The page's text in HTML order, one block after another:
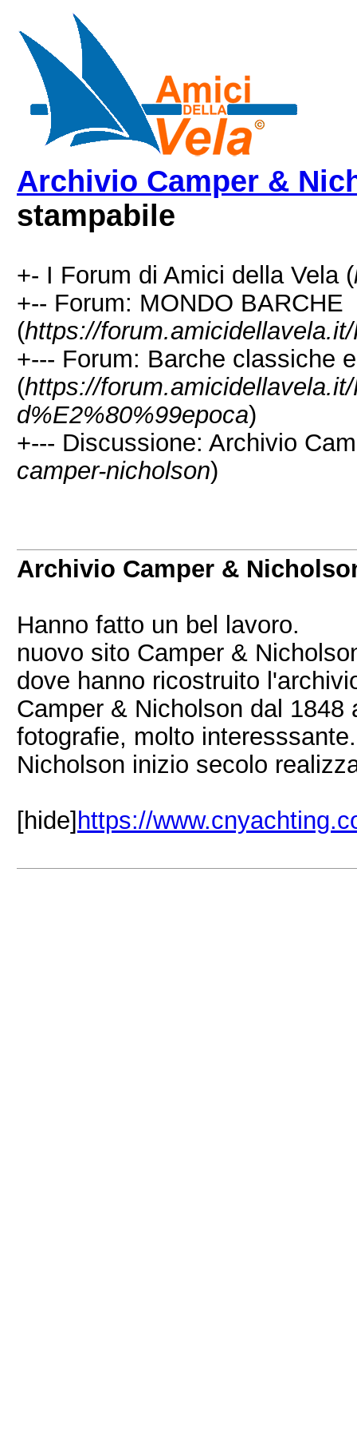
Archivio Camper &
stampabile
+- I Forum di Amici della Vela (
+-- Forum: MONDO BARCHE
(https://
+--- Forum: Barche classiche e
(https://
d%E2%80%99epoca)
+--- Discussione: Archivio
camper-nicholson)
Archivio Camper &
Hanno fatto un bel lavoro.
nuovo sito Camper &
dove hanno ricostruito
Camper & Nicholson dal
fotografie, molto
Nicholson inizio secolo
[hide] https://